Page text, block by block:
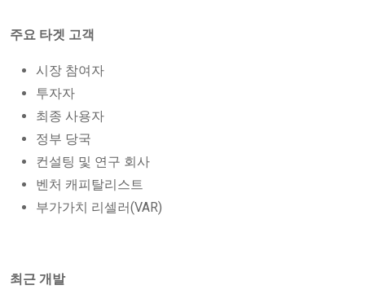
주요 타겟 고객
시장 참여자
투자자
최종 사용자
정부 당국
컨설팅 및 연구 회사
벤처 캐피탈리스트
부가가치 리셀러(VAR)
최근 개발